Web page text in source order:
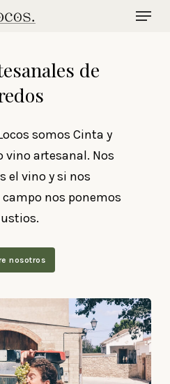
Menu
de
somos Cinta y
vino artesanal. Nos
el vino y si nos
nos ponemos
nosotros